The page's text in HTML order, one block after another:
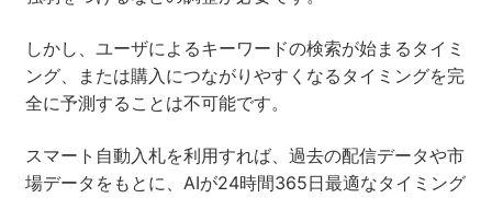
しかし、ユーザによるキーワードの検索が始まるタイミ
ング、または購入につながりやすくなるタイミングを完
全に予測することは不可能です。
スマート自動入札を利用すれば、過去の配信データや市
場データをもとに、AIが24時間365日最適なタイミング